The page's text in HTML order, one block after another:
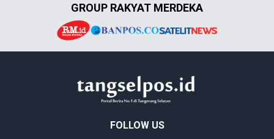
GROUP RAKYAT MERDEKA
FOLLOW US